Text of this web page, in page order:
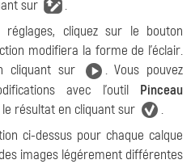
sur
.
cliquez sur le bouton
modifiera la forme de l'éclair.
cliquant sur
. Vous pouvez
avec l'outil Pinceau
le résultat en cliquant sur
.
ci-dessus pour chaque calque
images légérement différentes